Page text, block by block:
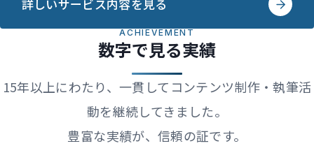
詳しいサービス内容を見る
ACHIEVEMENT
数字で見る実績
15年以上にわたり、一貫してコンテンツ制作・執筆活
動を継続してきました。
豊富な実績が、信頼の証です。